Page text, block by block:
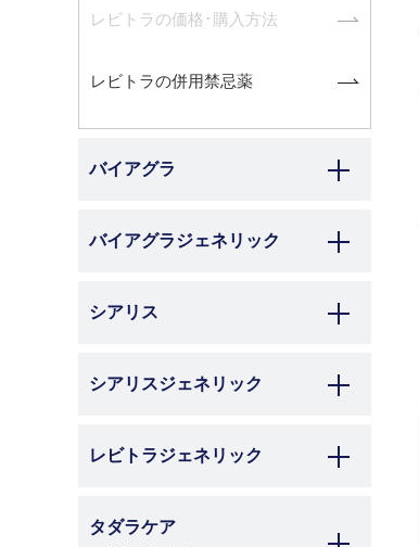
レビトラの価格･購入方法
レビトラの併用禁忌薬
バイアグラ
バイアグラジェネリック
シアリス
シアリスジェネリック
レビトラジェネリック
タダラケア